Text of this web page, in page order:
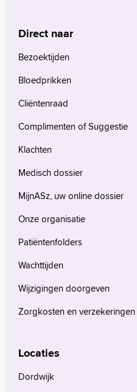
Direct naar
Bezoektijden
Bloedprikken
Cliëntenraad
Complimenten of Suggestie
Klachten
Medisch dossier
MijnASz, uw online dossier
Onze organisatie
Patiëntenfolders
Wachttijden
Wijzigingen doorgeven
Zorgkosten en verzekeringen
Locaties
Dordwijk